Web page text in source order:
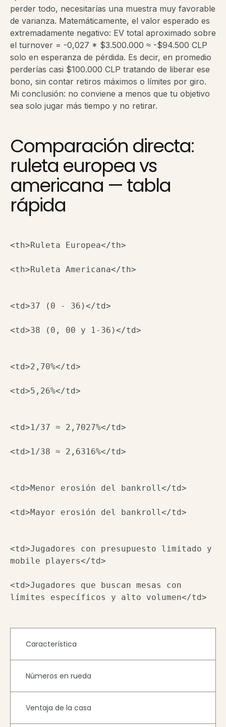
perder todo, necesitarías una muestra muy favorable
de varianza. Matemáticamente, el valor esperado es
extremadamente negativo: EV total aproximado sobre
el turnover = -0,027 * $3.500.000 ≈ -$94.500 CLP
solo en esperanza de pérdida. Es decir, en promedio
perderías casi $100.000 CLP tratando de liberar ese
bono, sin contar retiros máximos o límites por giro.
Mi conclusión: no conviene a menos que tu objetivo
sea solo jugar más tiempo y no retirar.
Comparación directa:
ruleta europea vs
americana — tabla
rápida
<th>Ruleta Europea</th>
<td>37 (0 - 36)</td>
<td>2,70%</td>
<td>1/37 ≈ 2,7027%</td>
<td>Menor erosión del bankroll</td>
<td>Jugadores con presupuesto limitado y
mobile players</td>
<td>Jugadores que buscan mesas con
Característica
Números en rueda
Ventaja de la casa